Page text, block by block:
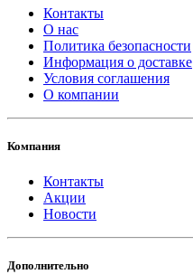
Контакты
О нас
Политика безопасности
Информация о доставке
Условия соглашения
О компании
Компания
Контакты
Акции
Новости
Дополнительно